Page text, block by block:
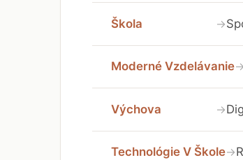
Škola →
Moderné Vzdelávanie→
Výchova →
Technológie V Škole→